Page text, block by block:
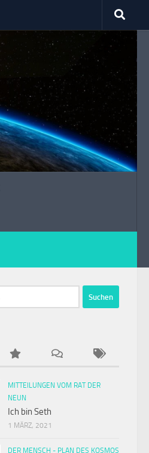
MITTEILUNGEN VOM RAT DER
NEUN
Ich bin Seth
1 MÄRZ, 2021
DER MENSCH - PLAN DES KOSMOS